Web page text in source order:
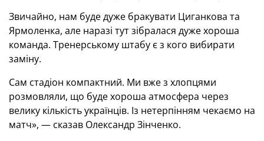
Звичайно, нам буде дуже бракувати Циганкова та
Ярмоленка, але наразі тут зібралася дуже хороша
команда. Тренерському штабу є з кого вибирати
заміну.
Сам стадіон компактний. Ми вже з хлопцями
розмовляли, що буде хороша атмосфера через
велику кількість українців. Із нетерпінням чекаємо на
матч», — сказав Олександр Зінченко.